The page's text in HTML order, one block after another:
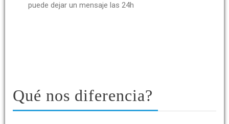
puede dejar un mensaje las 24h
Qué nos diferencia?